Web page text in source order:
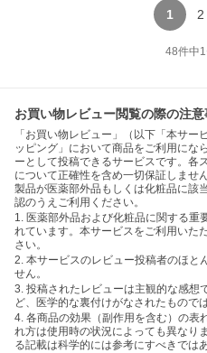
1 2
48件中1
お買い物レビュー閲覧の際の注
「お買い物レビュー」（以下「本サ
ッピング」において商品をご利用にな
ーとして投稿できるサービスです。各
について正確性を含め一切保証しませ
製品が医薬部外品もしくは化粧品に該
認のうえご利用ください。
1. 医薬部外品および化粧品に関する重
れています。本サービスをご利用いた
さい。
2. 本サービスのレビュー投稿者のほと
せん。
3. 投稿されたレビューは主観的な感想
ど、医学的な裏付けがなされたもので
4. 各商品の効果（副作用を含む）の表
れ方は使用時の状況によっても異なり
る記載は科学的には参考にすべきでは